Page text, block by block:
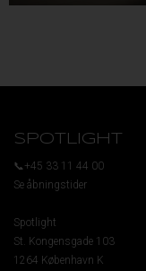
SPOTLIGHT
📞+45 33 11 44 00
Se åbningstider
Spotlight
St. Kongensgade 103
1264 København K